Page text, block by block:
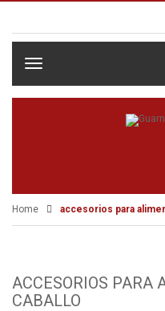
T
o
n
Home accesorios para
ACCESORIOS PARA
CABALLO